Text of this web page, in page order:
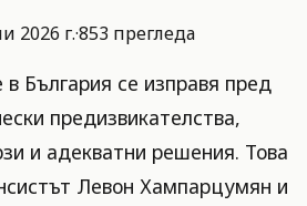
2026 г.·853 прегледа
България се изправя пред
предизвикателства,
и адекватни решения. Това
Левон Хампарцумян и